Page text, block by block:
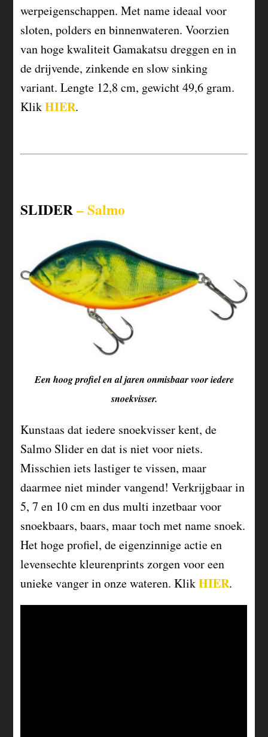
werpeigenschappen. Met name ideaal voor
sloten, polders en binnenwateren. Voorzien
van hoge kwaliteit Gamakatsu dreggen en in
de drijvende, zinkende en slow sinking
variant. Lengte 12,8 cm, gewicht 49,6 gram.
KlikHIER.
SLIDER– Salmo
Een hoog profiel en al jaren onmisbaar voor iedere
snoekvisser.
Kunstaas dat iedere snoekvisser kent, de
Salmo Slider en dat is niet voor niets.
Misschien iets lastiger te vissen, maar
daarmee niet minder vangend! Verkrijgbaar in
5, 7 en 10 cm en dus multi inzetbaar voor
snoekbaars, baars, maar toch met name snoek.
Het hoge profiel, de eigenzinnige actie en
levensechte kleurenprints zorgen voor een
unieke vanger in onze wateren. KlikHIER.